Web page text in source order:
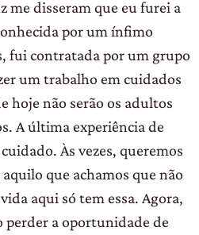
me disseram que eu furei a
por um ínfimo
fui contratada por um grupo
um trabalho em cuidados
hoje não serão os adultos
A última experiência de
Às vezes, queremos
que achamos que não
aqui só tem essa. Agora,
perder a oportunidade de